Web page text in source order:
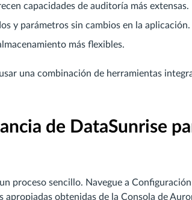
capacidades de auditoría más extensas.
y parámetros sin cambios en la aplicación.
más flexibles.
una combinación de herramientas
de DataSunrise
proceso sencillo. Navegue a
obtenidas de la Consola de